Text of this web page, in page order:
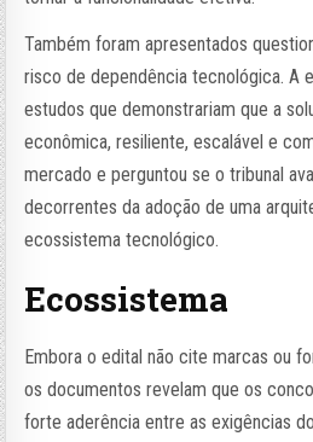
Também foram apresentados
risco de dependência tecnológica. A
estudos que demonstrariam que a
econômica, resiliente, escalável e
mercado e perguntou se o tribunal
decorrentes da adoção de uma
ecossistema tecnológico.
Ecossistema
Embora o edital não cite marcas ou
os documentos revelam que os
forte aderência entre as exigências